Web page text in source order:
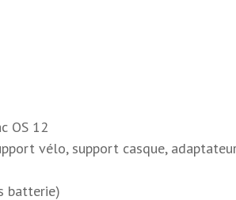
OS 12
vélo, support casque,
batterie)